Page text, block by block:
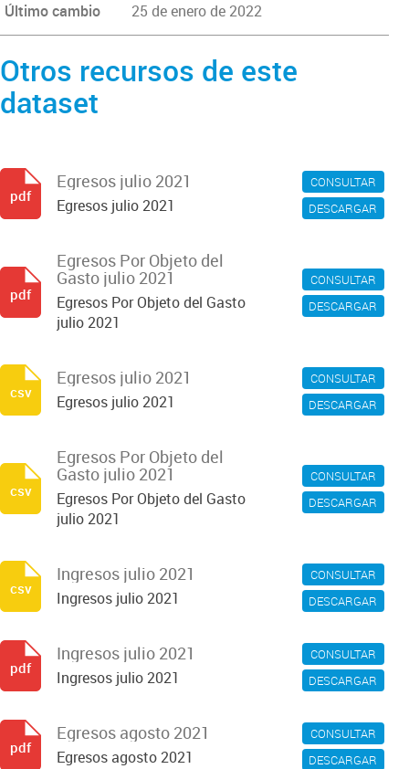
Último cambio 25 de enero de 2022
Otros recursos de este
dataset
CONSULTAR
DESCARGAR
Egresos julio 2021
Egresos julio 2021
pdf
CONSULTAR
DESCARGAR
Egresos Por Objeto del
Gasto julio 2021
Egresos Por Objeto del Gasto
julio 2021
pdf
CONSULTAR
DESCARGAR
Egresos julio 2021
Egresos julio 2021
csv
CONSULTAR
DESCARGAR
Egresos Por Objeto del
Gasto julio 2021
Egresos Por Objeto del Gasto
julio 2021
csv
CONSULTAR
DESCARGAR
Ingresos julio 2021
Ingresos julio 2021
csv
CONSULTAR
DESCARGAR
Ingresos julio 2021
Ingresos julio 2021
pdf
CONSULTAR
DESCARGAR
Egresos agosto 2021
Egresos agosto 2021
pdf